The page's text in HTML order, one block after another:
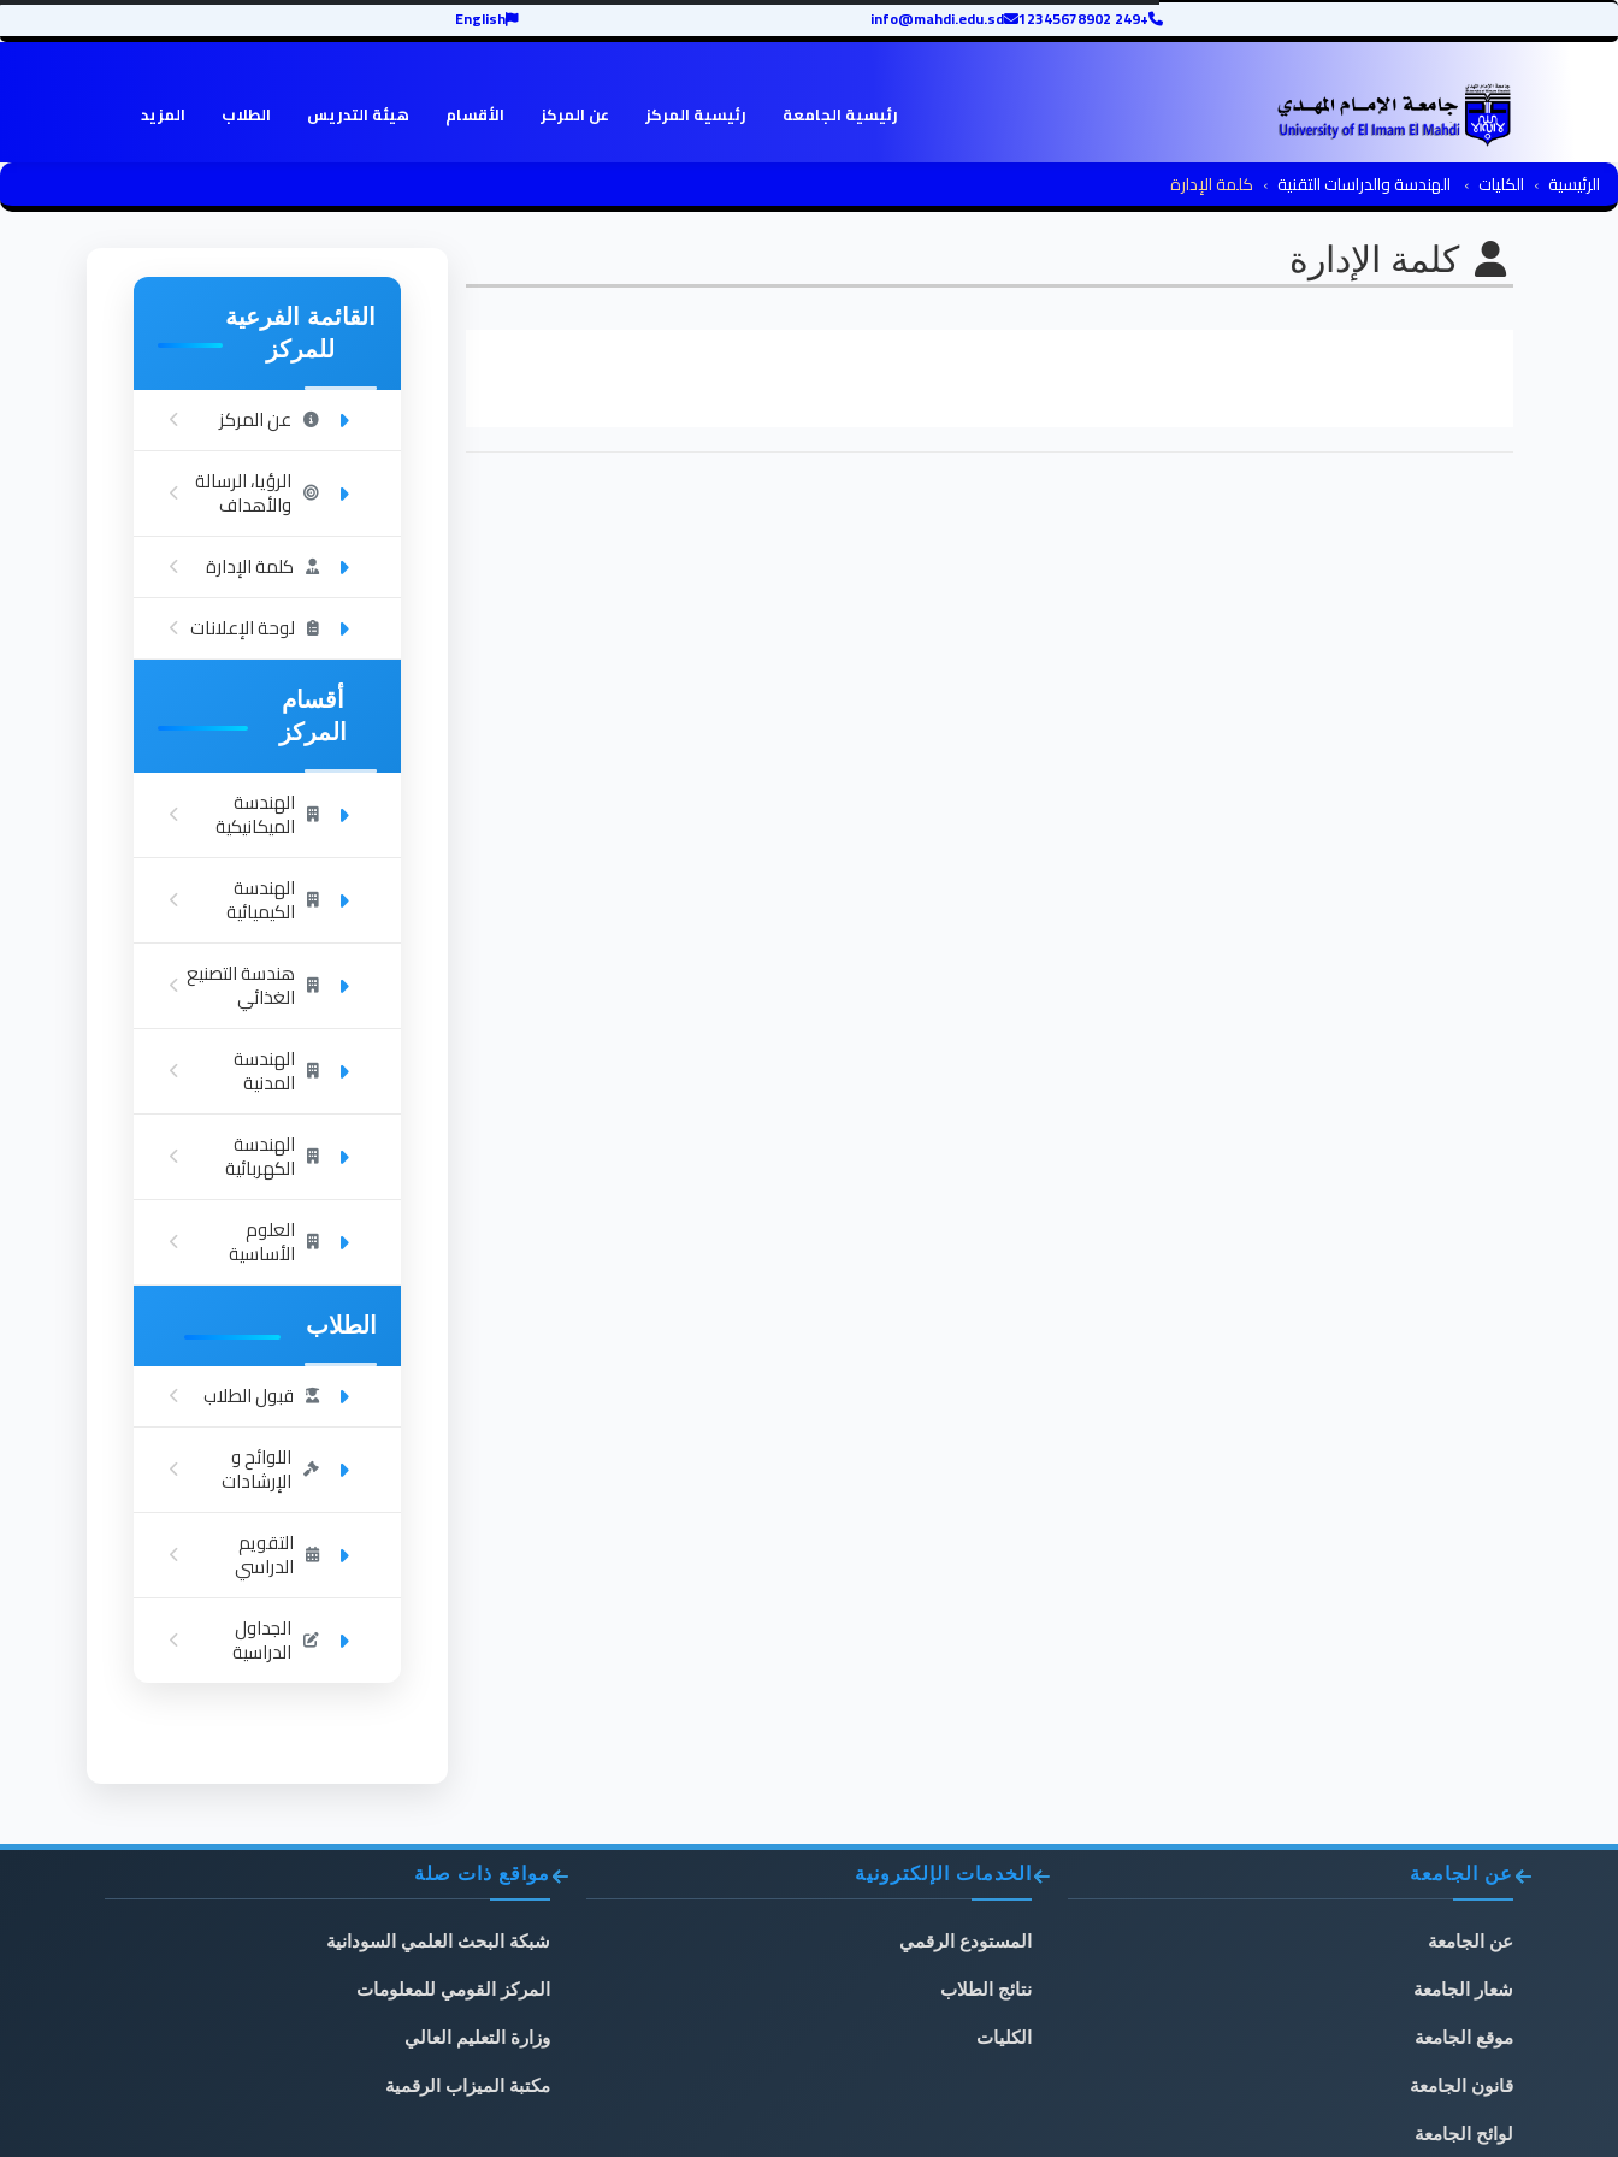
+249 12345678902
info@mahdi.edu.sd
English
رئيسية الجامعة رئيسية المركز عن المركز الأقسام هيئة التدريس الطلاب المزيد
الرئيسية الكليات الهندسة والدراسات التقنية كلمة الإدارة
كلمة الإدارة
القائمة الفرعية
للمركز
عن المركز
الرؤيا، الرسالة
والأهداف
كلمة الإدارة
لوحة الإعلانات
أقسام
المركز
الهندسة
الميكانيكية
الهندسة
الكيميائية
هندسة التصنيع
الغذائي
الهندسة
المدنية
الهندسة
الكهربائية
العلوم
الأساسية
الطلاب
قبول الطلاب
اللوائح و
الإرشادات
التقويم
الدراسي
الجداول
الدراسية
عن الجامعة
عن الجامعة
شعار الجامعة
موقع الجامعة
قانون الجامعة
لوائح الجامعة
الخدمات الإلكترونية
المستودع الرقمي
نتائج الطلاب
الكليات
مواقع ذات صلة
شبكة البحث العلمي السودانية
المركز القومي للمعلومات
وزارة التعليم العالي
مكتبة الميزاب الرقمية